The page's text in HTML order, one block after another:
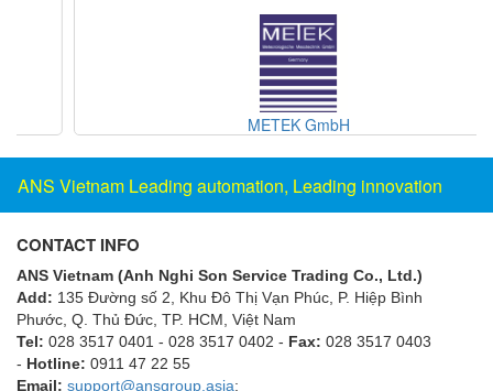
Ekstrom-Carlson
Elands Cable Vietnam
Electro Industries
Electronic Design System S.R.L Vietnam
Electronics Inc. Viet Nam
METEK GmbH
ANS Vietnam Leading automation, Leading innovation
CONTACT INFO
ANS Vietnam (Anh Nghi Son Service Trading Co., Ltd.)
Add: 135 Đường số 2, Khu Đô Thị Vạn Phúc, P. Hiệp Bình
Phước, Q. Thủ Đức, TP. HCM , Việt Nam
Tel: 028 3517 0401 - 028 3517 0402 - Fax: 028 3517 0403
- Hotline: 0911 47 22 55
Email: support@ansgroup.asia;